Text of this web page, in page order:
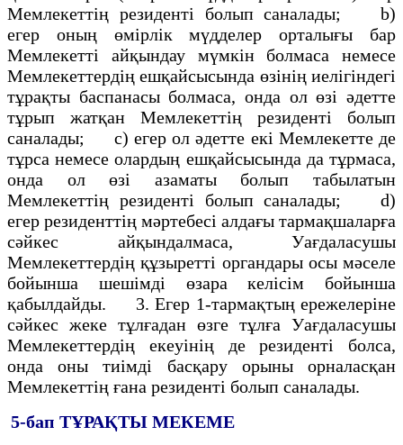
Мемлекеттің резиденті болып саналады; b)
егер оның өмірлік мүдделер орталығы бар
Мемлекетті айқындау мүмкін болмаса немесе
Мемлекеттердің ешқайсысында өзінің иелігіндегі
тұрақты баспанасы болмаса, онда ол өзі әдетте
тұрып жатқан Мемлекеттің резиденті болып
саналады; с) егер ол әдетте екі Мемлекетте де
тұрса немесе олардың ешқайсысында да тұрмаса,
онда ол өзі азаматы болып табылатын
Мемлекеттің резиденті болып саналады; d)
егер резиденттің мәртебесі алдағы тармақшаларға
сәйкес айқындалмаса, Уағдаласушы
Мемлекеттердің құзыретті органдары осы мәселе
бойынша шешімді өзара келісім бойынша
қабылдайды. 3. Егер 1-тармақтың ережелеріне
сәйкес жеке тұлғадан өзге тұлға Уағдаласушы
Мемлекеттердің екеуінің де резиденті болса,
онда оны тиімді басқару орыны орналасқан
Мемлекеттің ғана резиденті болып саналады.
5-бап ТҰРАҚТЫ МЕКЕМЕ